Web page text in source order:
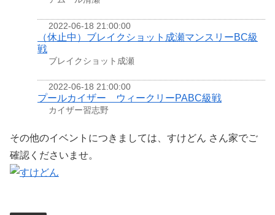
2022-06-18 21:00:00
（休止中）ブレイクショット成瀬マンスリーBC級
戦
ブレイクショット成瀬
2022-06-18 21:00:00
プールカイザー ウィークリーPABC級戦
カイザー習志野
その他のイベントにつきましては、すけどん さん家でご
確認くださいませ。